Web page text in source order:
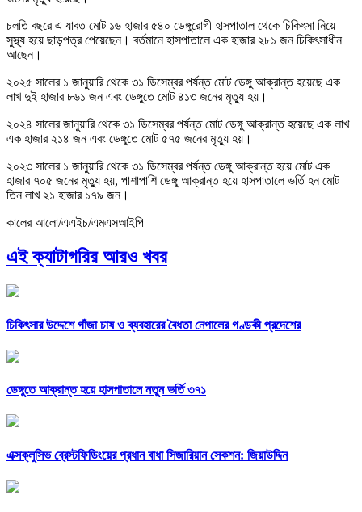
চলতি বছরে এ যাবত মোট ১৬ হাজার ৫৪০ ডেঙ্গুরোগী হাসপাতাল থেকে চিকিৎসা নিয়ে
সুস্থ্য হয়ে ছাড়পত্র পেয়েছেন। বর্তমানে হাসপাতালে এক হাজার ২৮১ জন চিকিৎসাধীন
আছেন।
২০২৫ সালের ১ জানুয়ারি থেকে ৩১ ডিসেম্বর পর্যন্ত মোট ডেঙ্গু আক্রান্ত হয়েছে এক
লাখ দুই হাজার ৮৬১ জন এবং ডেঙ্গুতে মোট ৪১৩ জনের মৃত্যু হয়।
২০২৪ সালের জানুয়ারি থেকে ৩১ ডিসেম্বর পর্যন্ত মোট ডেঙ্গু আক্রান্ত হয়েছে এক লাখ
এক হাজার ২১৪ জন এবং ডেঙ্গুতে মোট ৫৭৫ জনের মৃত্যু হয়।
২০২৩ সালের ১ জানুয়ারি থেকে ৩১ ডিসেম্বর পর্যন্ত ডেঙ্গু আক্রান্ত হয়ে মোট এক
হাজার ৭০৫ জনের মৃত্যু হয়, পাশাপাশি ডেঙ্গু আক্রান্ত হয়ে হাসপাতালে ভর্তি হন মোট
তিন লাখ ২১ হাজার ১৭৯ জন।
কালের আলো/এএইচ/এমএসআইপি
এই ক্যাটাগরির আরও খবর
চিকিৎসার উদ্দেশে গাঁজা চাষ ও ব্যবহারের বৈধতা নেপালের গণ্ডকী প্রদেশের
ডেঙ্গুতে আক্রান্ত হয়ে হাসপাতালে নতুন ভর্তি ৩৭১
এক্সক্লুসিভ ব্রেস্টফিডিংয়ের প্রধান বাধা সিজারিয়ান সেকশন: জিয়াউদ্দিন